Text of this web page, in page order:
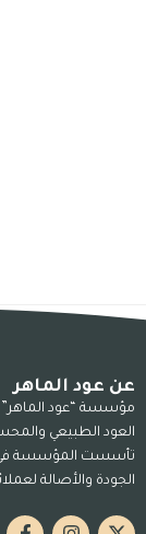
عن عود الماهر
مؤسسة “عود
العود الطبيعي
الجودة والأصالة